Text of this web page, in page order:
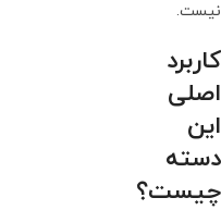
نیست.
کاربرد
اصلی
این
دسته
چیست؟